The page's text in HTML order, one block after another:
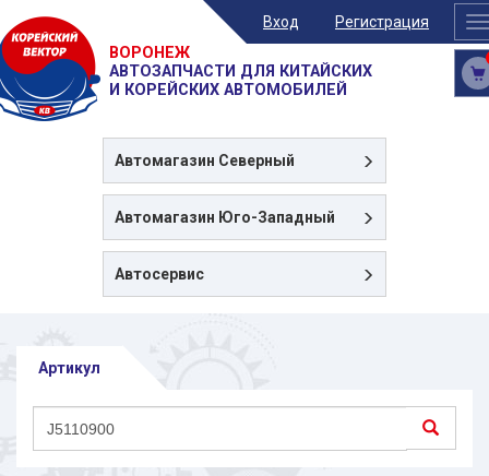
Вход Регистрация
ВОРОНЕЖ
АВТОЗАПЧАСТИ ДЛЯ КИТАЙСКИХ
И КОРЕЙСКИХ АВТОМОБИЛЕЙ
Автомагазин Северный
Автомагазин Юго-Западный
Автосервис
Артикул